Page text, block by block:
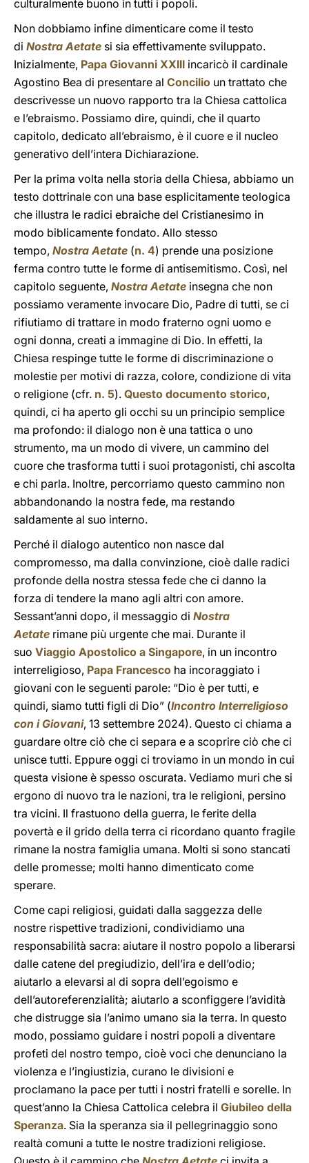
culturalmente buono in tutti i popoli.
Non dobbiamo infine dimenticare come il testo
di Nostra Aetate si sia effettivamente sviluppato.
Inizialmente, Papa Giovanni XXIII incaricò il cardinale
Agostino Bea di presentare al Concilio un trattato che
descrivesse un nuovo rapporto tra la Chiesa cattolica
e l’ebraismo. Possiamo dire, quindi, che il quarto
capitolo, dedicato all’ebraismo, è il cuore e il nucleo
generativo dell’intera Dichiarazione.
Per la prima volta nella storia della Chiesa, abbiamo un
testo dottrinale con una base esplicitamente teologica
che illustra le radici ebraiche del Cristianesimo in
modo biblicamente fondato. Allo stesso
tempo, Nostra Aetate (n. 4) prende una posizione
ferma contro tutte le forme di antisemitismo. Così, nel
capitolo seguente, Nostra Aetate insegna che non
possiamo veramente invocare Dio, Padre di tutti, se ci
rifiutiamo di trattare in modo fraterno ogni uomo e
ogni donna, creati a immagine di Dio. In effetti, la
Chiesa respinge tutte le forme di discriminazione o
molestie per motivi di razza, colore, condizione di vita
o religione (cfr. n. 5). Questo documento storico,
quindi, ci ha aperto gli occhi su un principio semplice
ma profondo: il dialogo non è una tattica o uno
strumento, ma un modo di vivere, un cammino del
cuore che trasforma tutti i suoi protagonisti, chi ascolta
e chi parla. Inoltre, percorriamo questo cammino non
abbandonando la nostra fede, ma restando
saldamente al suo interno.
Perché il dialogo autentico non nasce dal
compromesso, ma dalla convinzione, cioè dalle radici
profonde della nostra stessa fede che ci danno la
forza di tendere la mano agli altri con amore.
Sessant’anni dopo, il messaggio di Nostra
Aetate rimane più urgente che mai. Durante il
suo Viaggio Apostolico a Singapore, in un incontro
interreligioso, Papa Francesco ha incoraggiato i
giovani con le seguenti parole: “Dio è per tutti, e
quindi, siamo tutti figli di Dio” (Incontro Interreligioso
con i Giovani, 13 settembre 2024). Questo ci chiama a
guardare oltre ciò che ci separa e a scoprire ciò che ci
unisce tutti. Eppure oggi ci troviamo in un mondo in cui
questa visione è spesso oscurata. Vediamo muri che si
ergono di nuovo tra le nazioni, tra le religioni, persino
tra vicini. Il frastuono della guerra, le ferite della
povertà e il grido della terra ci ricordano quanto fragile
rimane la nostra famiglia umana. Molti si sono stancati
delle promesse; molti hanno dimenticato come
sperare.
Come capi religiosi, guidati dalla saggezza delle
nostre rispettive tradizioni, condividiamo una
responsabilità sacra: aiutare il nostro popolo a liberarsi
dalle catene del pregiudizio, dell’ira e dell’odio;
aiutarlo a elevarsi al di sopra dell’egoismo e
dell’autoreferenzialità; aiutarlo a sconfiggere l’avidità
che distrugge sia l’animo umano sia la terra. In questo
modo, possiamo guidare i nostri popoli a diventare
profeti del nostro tempo, cioè voci che denunciano la
violenza e l’ingiustizia, curano le divisioni e
proclamano la pace per tutti i nostri fratelli e sorelle. In
quest’anno la Chiesa Cattolica celebra il Giubileo della
Speranza. Sia la speranza sia il pellegrinaggio sono
realtà comuni a tutte le nostre tradizioni religiose.